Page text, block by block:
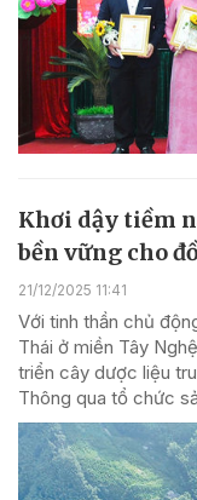
Khơi dậy tiềm
bền vững cho
21/12/2025 11:41
Với tinh thần chủ
Thái ở miền Tây
triển cây dược liệu
Thông qua tổ chức